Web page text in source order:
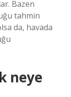
Bazen
tahmin
da, havada
neye